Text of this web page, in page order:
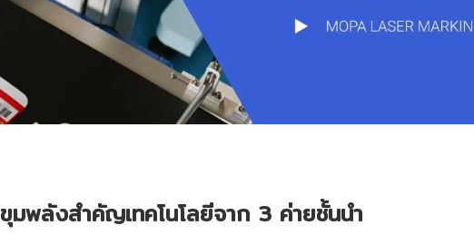
ขุมพลังสำคัญเทคโนโลยีจาก 3 ค่ายชั้นนำ